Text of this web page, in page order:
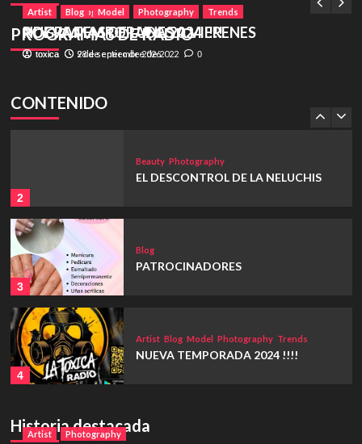
PROGRAMAS DE RADIO
Artist Photography
POGRAMAS DE LUNES A VIERENES
toxica 28 de enero de 2026
Artist Blog Model Photography Trends
NUEVA TEMPORADA 2024 !!!!
toxica 9 de septiembre de 2022 0
CONTENIDO
4
1
2
Beauty Photography
EL DESCONTROL DE LA NELUCHIS
3
Blog
PATROCINADORES
4
Artist Blog Model Photography Trends
NUEVA TEMPORADA 2024 !!!!
Artist
Historia destacada
Artist Photography